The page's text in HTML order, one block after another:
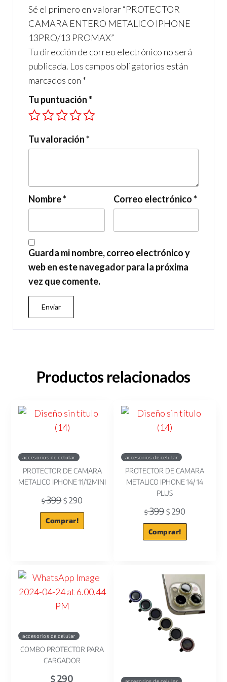
k
p
Sé el primero en valorar “PROTECTOR
CAMARA ENTERO METALICO IPHONE
13PRO/13 PROMAX”
Tu dirección de correo electrónico no será
publicada. Los campos obligatorios están
marcados con *
Tu puntuación*
Tu valoración*
Nombre* Correo electrónico*
Guarda mi nombre, correo electrónico y
web en este navegador para la próxima
vez que comente.
Productos relacionados
accesorios de celular
PROTECTOR DE CAMARA
METALICO IPHONE 11/12MINI
$399 $ 290
Comprar!
accesorios de celular
PROTECTOR DE CAMARA
METALICO IPHONE 14/ 14
PLUS
$399 $290
Comprar!
accesorios de celular
COMBO PROTECTOR PARA
CARGADOR
$ 290